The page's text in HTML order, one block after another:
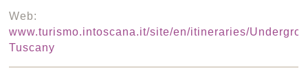
Web:
www.turismo.intoscana.it/site/en/itineraries/
Tuscany